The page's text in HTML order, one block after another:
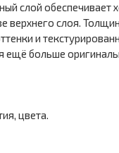
слой
верхнего слоя.
и
ещё больше
цвета.